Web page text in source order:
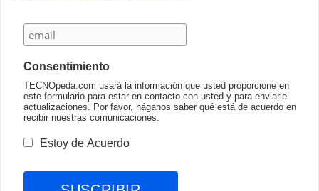
Consentimiento
TECNOpeda.com usará la información que usted proporcione en
este formulario para estar en contacto con usted y para enviarle
actualizaciones. Por favor, háganos saber qué está de acuerdo en
recibir nuestras comunicaciones.
Estoy de Acuerdo